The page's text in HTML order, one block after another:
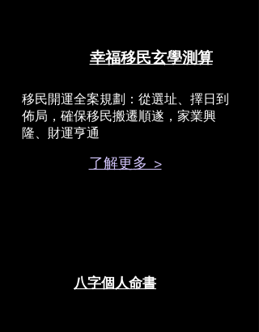
幸福移民玄學測算
移民開運全案規劃：從選址、擇日到
佈局，確保移民搬遷順遂，家業興
隆、財運亨通
了解更多 >
八字個人命書